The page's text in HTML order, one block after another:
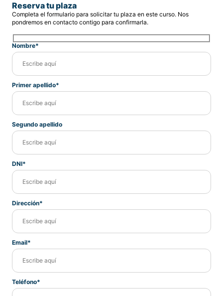
Reserva tu plaza
Completa el formulario para solicitar tu plaza en este curso. Nos
pondremos en contacto contigo para confirmarla.
Nombre*
Primer apellido*
Segundo apellido
DNI*
Dirección*
Email*
Teléfono*